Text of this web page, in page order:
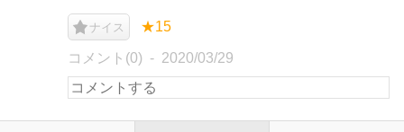
ナイス ★15
コメント(0) 2020/03/29